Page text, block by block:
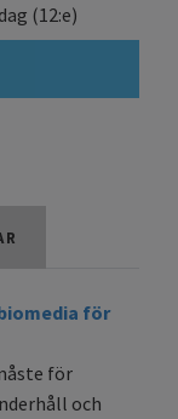
(12:e)
för
för
och